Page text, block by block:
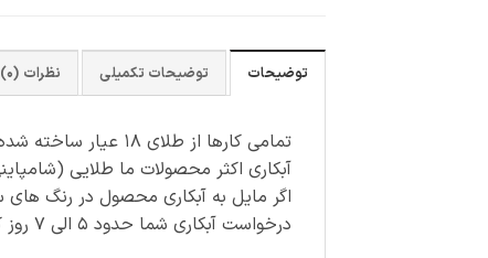
توضیحات توضیحات تکمیلی نظرات (0)
تمامی کارها از طلای ۱۸ عیار ساخته شده اند.
آبکاری اکثر محصولات ما طلایی
اگر مایل به آبکاری محصول در رنگ
درخواست آبکاری شما حدود ۵ الی ۷ روز کاری زمان می برد و هزینه آن جداگانه محاسبه می شود.